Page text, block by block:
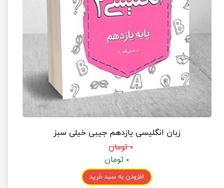
زبان انگلیسی یازدهم جیبی خیلی سبز
۰ تومان
۰ تومان
افزودن به سبد خرید